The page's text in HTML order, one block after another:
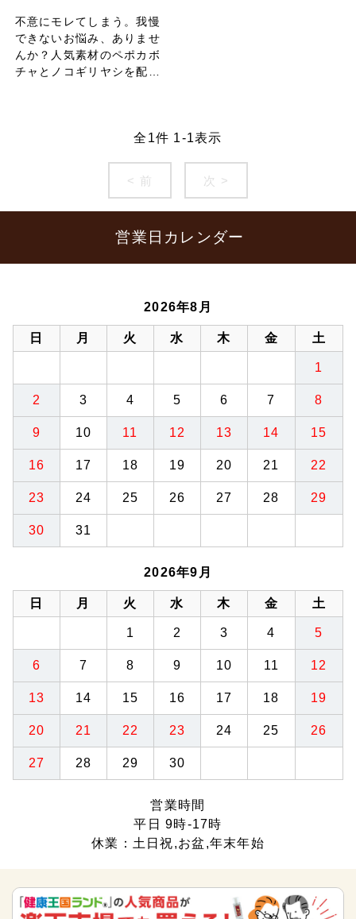
不意にモレてしまう。我慢
できないお悩み、ありませ
んか？人気素材のペポカボ
チャとノコギリヤシを配
全 1件 1-1表示
< 前 次 >
営業日カレンダー
2026年8月
日 月 火 水 木 金 土
1
2 3 4 5 6 7 8
9 10 11 12 13 14 15
16 17 18 19 20 21 22
23 24 25 26 27 28 29
30 31
2026年9月
日 月 火 水 木 金 土
1 2 3 4 5
6 7 8 9 10 11 12
13 14 15 16 17 18 19
20 21 22 23 24 25 26
27 28 29 30
営業時間
平日 9時-17時
休業：土日祝,お盆,年末年始